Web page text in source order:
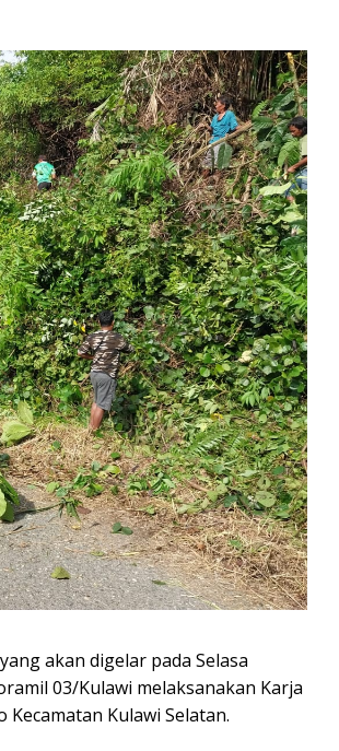
akan digelar pada Selasa
03/Kulawi melaksanakan Karja
Kulawi Selatan.